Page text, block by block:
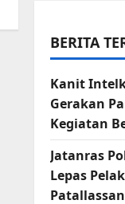
BERITA
Kanit
Gerakan
Kegiatan
Jatanras
Lepas